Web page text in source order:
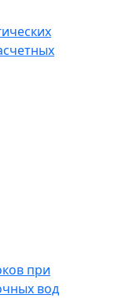
при
вод